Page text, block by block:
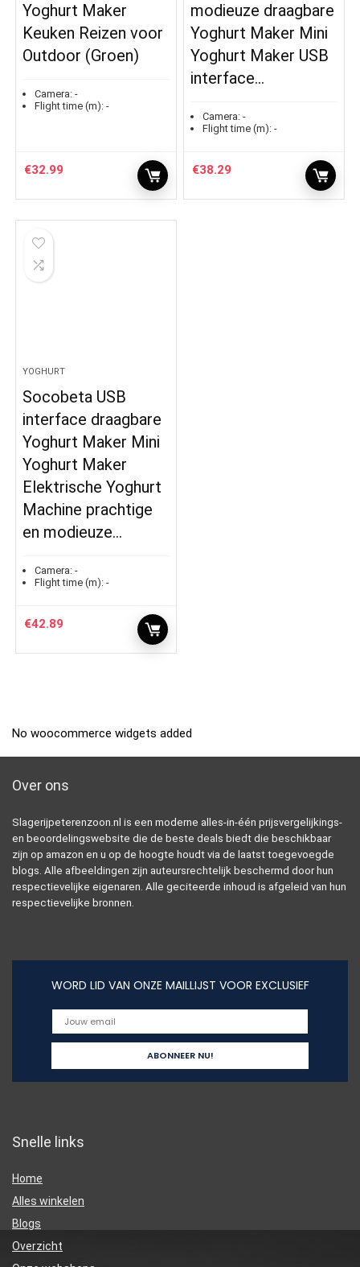
Yoghurt Maker
Keuken Reizen voor
Outdoor (Groen)
Camera: -
Flight time (m): -
€32.99
modieuze draagbare
Yoghurt Maker Mini
Yoghurt Maker USB
interface…
Camera: -
Flight time (m): -
€38.29
YOGHURT
Socobeta USB
interface draagbare
Yoghurt Maker Mini
Yoghurt Maker
Elektrische Yoghurt
Machine prachtige
en modieuze…
Camera: -
Flight time (m): -
€42.89
No woocommerce widgets added
Over ons
Slagerijpeterenzoon.nl is een moderne alles-in-één prijsvergelijkings-
en beoordelingswebsite die de beste deals biedt die beschikbaar
zijn op amazon en u op de hoogte houdt via de laatst toegevoegde
blogs. Alle afbeeldingen zijn auteursrechtelijk beschermd door hun
respectievelijke eigenaren. Alle geciteerde inhoud is afgeleid van hun
respectievelijke bronnen.
WORD LID VAN ONZE MAILLIJST VOOR EXCLUSIEF
Snelle links
Home
Alles winkelen
Blogs
Overzicht